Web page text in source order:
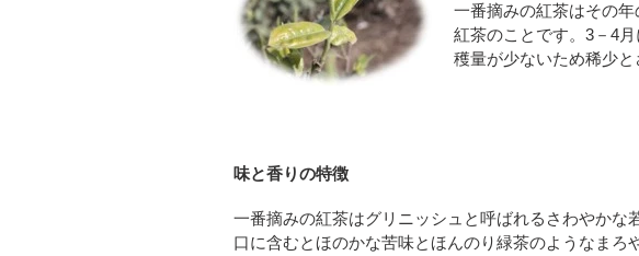
一番摘みの紅茶はその
紅茶のことです。3－4
穫量が少ないため稀少と
味と香りの特徴
一番摘みの紅茶はグリニッシュと呼ばれるさわやかな
口に含むとほのかな苦味とほんのり緑茶のようなまろ